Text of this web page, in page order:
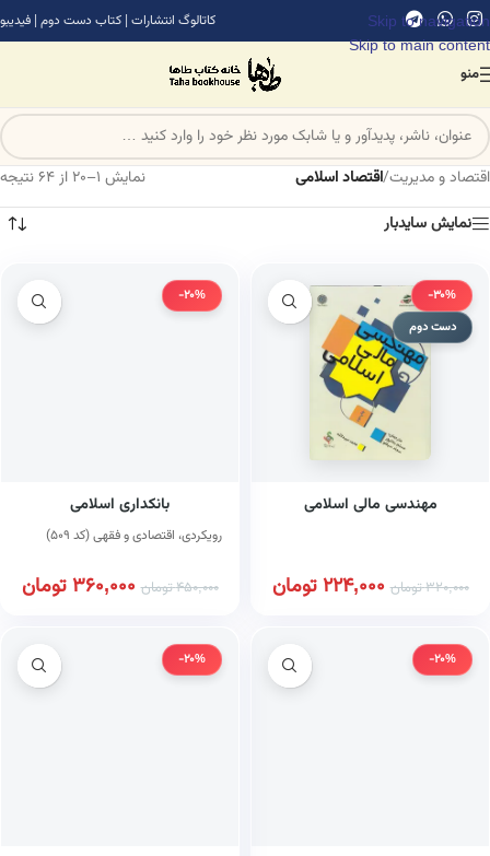
Skip to navigation
Skip to main content
کاتالوگ انتشارات | کتاب دست دوم | فیدیبو
منو
اقتصاد و مدیریت/اقتصاد اسلامی
نمایش 1–20 از 64 نتیجه
نمایش سایدبار
-30%
دست دوم
مهندسی مالی اسلامی
320,000تومان 224,000تومان
-20%
بانکداری اسلامی
رویکردی، اقتصادی و فقهی (کد ۵۰۹)
450,000تومان 360,000تومان
-20%
-20%